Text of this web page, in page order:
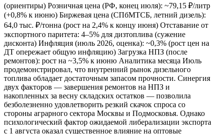
(ориентиры) Розничная цена (РФ, конец июля): ~79,15 ₽/литр
(+0,8% к июню) Биржевая цена (СПбМТСБ, летний дизель):
64,0 тыс. ₽/тонна (рост на 2,4% к концу июня) Отставание от
экспортного паритета: 4–5% для дизтоплива (сужение
дисконта) Инфляция (июль 2026, оценка): ~0,3% (рост цен на
ДТ опережает общую инфляцию) Загрузка НПЗ (после
ремонтов): рост на ~3,5% к июню Аналитика месяца Июль
продемонстрировал, что внутренний рынок дизельного
топлива обладает достаточным запасом прочности. Синергия
двух факторов — завершения ремонтов на НПЗ и
накопленных за весну складских остатков — позволила
безболезненно удовлетворить резкий скачок спроса со
стороны аграрного сектора Москвы и Подмосковья. Однако
психологический фактор ожидаемой либерализации экспорта
с 1 августа оказал существенное влияние на оптовые